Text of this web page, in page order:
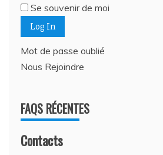
Se souvenir de moi
Mot de passe oublié
Nous Rejoindre
FAQS RÉCENTES
Contacts